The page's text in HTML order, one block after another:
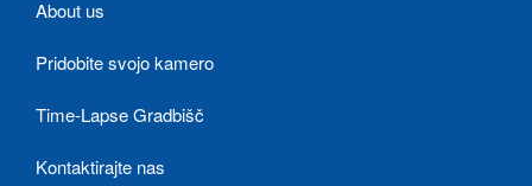
About us
Pridobite svojo kamero
Time-Lapse Gradbišč
Kontaktirajte nas